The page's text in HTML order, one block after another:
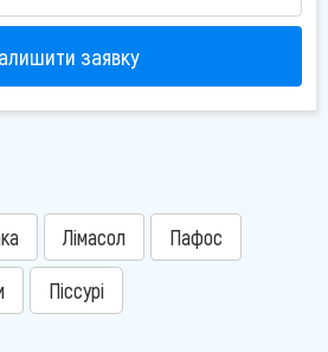
заявку
Лімасол Пафос
Піссурі